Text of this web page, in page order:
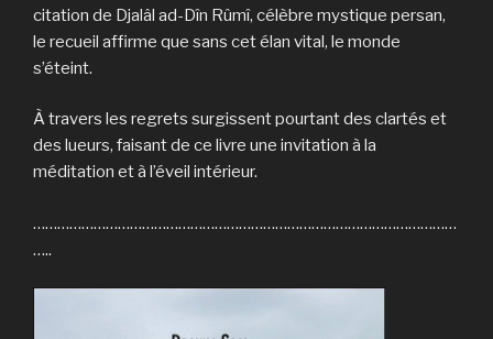
citation de Djalâl ad-Dîn Rûmî, célèbre mystique persan,
le recueil affirme que sans cet élan vital, le monde
s’éteint.
À travers les regrets surgissent pourtant des clartés et
des lueurs, faisant de ce livre une invitation à la
méditation et à l’éveil intérieur.
……………………………………………………………………………………………
…..